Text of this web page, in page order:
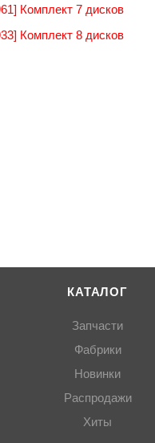
Комплект 7 дисков
Комплект 8 дисков
КАТАЛОГ
Запчасти
Фабрики
Новинки
Распродажи
Хиты